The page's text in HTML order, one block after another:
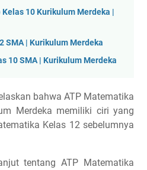
Kelas 10 Kurikulum Merdeka |
SMA | Kurikulum Merdeka
10 SMA | Kurikulum Merdeka
bahwa ATP Matematika
Merdeka memiliki ciri yang
Kelas 12 sebelumnya
tentang ATP Matematika